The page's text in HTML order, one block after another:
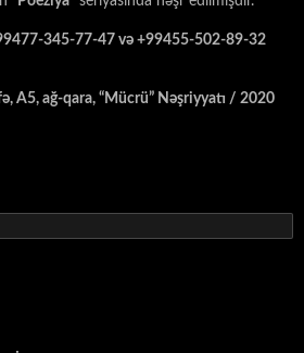
345-77-47 və +99455-502-89-32
A5, ağ-qara, “Mücrü” Nəşriyyatı / 2020